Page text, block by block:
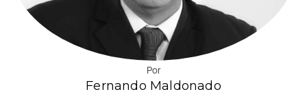
Por
Fernando Maldonado